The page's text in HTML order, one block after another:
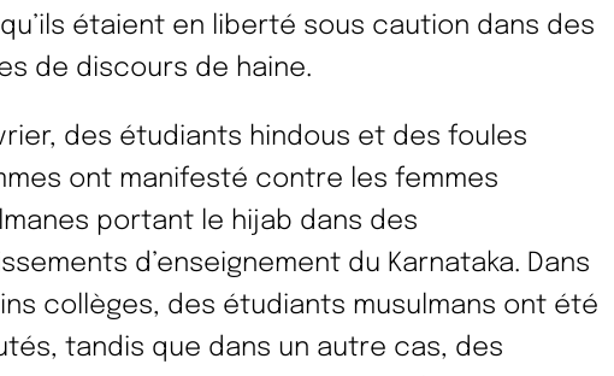
étaient en liberté sous caution dans des
de discours de haine.
des étudiants hindous et des foules
ont manifesté contre les femmes
portant le hijab dans des
d’enseignement du Karnataka. Dans
collèges, des étudiants musulmans ont été
tandis que dans un autre cas, des